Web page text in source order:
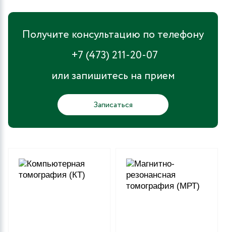
Получите консультацию по телефону
+7 (473) 211-20-07
или запишитесь на прием
Записаться